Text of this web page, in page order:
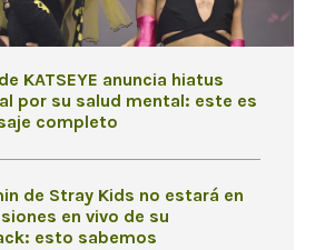
KATSEYE anuncia hiatus
por su salud mental: este es
completo
de Stray Kids no estará en
en vivo de su
esto sabemos